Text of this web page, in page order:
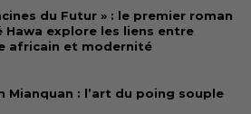
du Futur » : le premier roman
Hawa explore les liens entre
africain et modernité
Mianquan : l’art du poing souple